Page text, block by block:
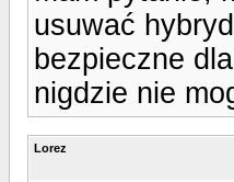
usuwać
bezpieczne
nigdzie nie
Lorez